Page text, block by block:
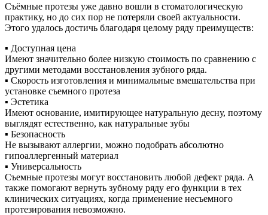
Съёмные протезы уже давно вошли в стоматологическую
практику, но до сих пор не потеряли своей актуальности.
Этого удалось достичь благодаря целому ряду преимуществ:
▪︎ Доступная цена
Имеют значительно более низкую стоимость по сравнению с
другими методами восстановления зубного ряда.
▪︎ Скорость изготовления и минимальные вмешательства при
установке съемного протеза
▪︎ Эстетика
Имеют основание, имитирующее натуральную десну, поэтому
выглядят естественно, как натуральные зубы
▪︎ Безопасность
Не вызывают аллергии, можно подобрать абсолютно
гипоаллергенный материал
▪︎ Универсальность
Съемные протезы могут восстановить любой дефект ряда. А
также помогают вернуть зубному ряду его функции в тех
клинических ситуациях, когда применение несъемного
протезирования невозможно.